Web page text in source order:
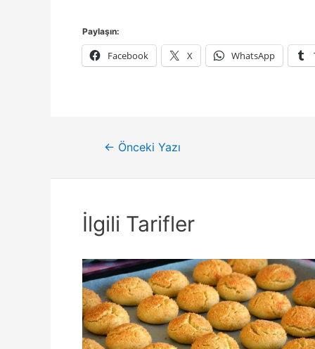
Paylaşın:
Facebook X WhatsApp
Yazı← Önceki Yazı
İlgili Tarifler